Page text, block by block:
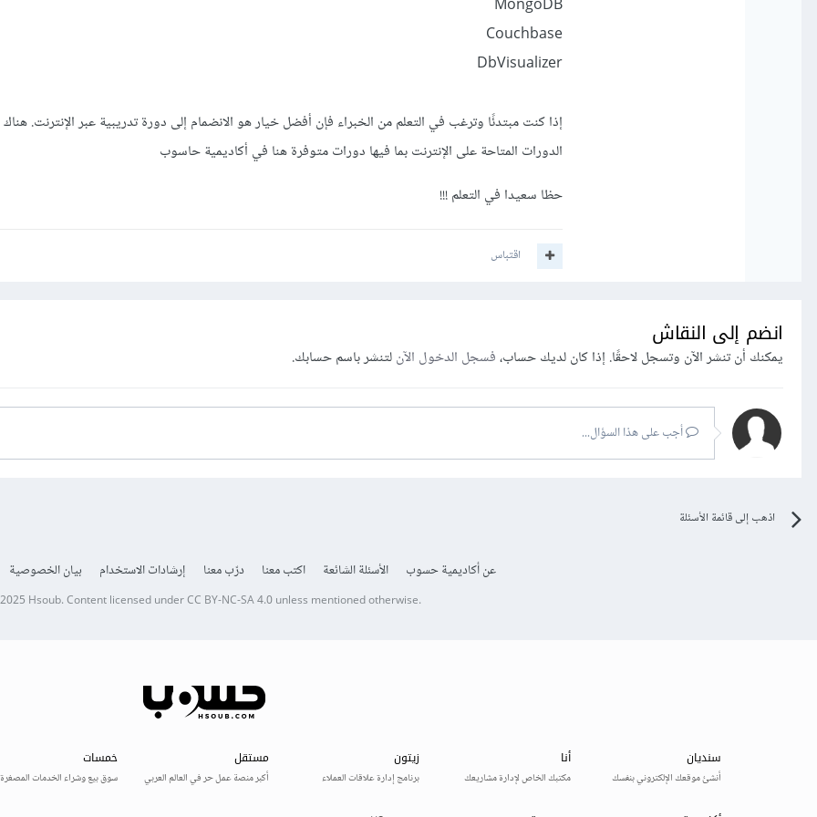
MongoDB
Couchbase
DbVisualizer
إذا كنت مبتدئًا وترغب في التعلم من الخبراء فإن أفضل خيار هو الانضمام إلى دورة تدريبية عبر الإنترنت.
الدورات المتاحة على الإنترنت بما فيها دورات متوفرة هنا في أكاديمية حاسوب
حظا سعيدا في التعلم !!!
اقتباس
انضم إلى النقاش
يمكنك أن تنشر الآن وتسجل لاحقًا. إذا كان لديك حساب،فسجل الدخول الآنلتنشر باسم حسابك.
أجب على هذا السؤال...
اذهب إلى قائمة الأسئلة
عن أكاديمية حسوب الأسئلة الشائعة اكتب معنا درّب معنا إرشادات الاستخدام بيان الخصوصية
Hsoub.Content licensed underCC BY-NC-SA 4.0unless mentioned otherwise.